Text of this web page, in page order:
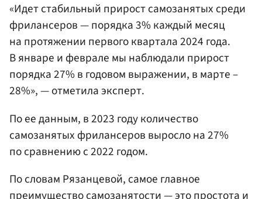
«Идет стабильный прирост самозанятых среди
фрилансеров — порядка 3% каждый месяц
на протяжении первого квартала 2024 года.
В январе и феврале мы наблюдали прирост
порядка 27% в годовом выражении, в марте –
28%», — отметила эксперт.
По ее данным, в 2023 году количество
самозанятых фрилансеров выросло на 27%
по сравнению с 2022 годом.
По словам Рязанцевой, самое главное
преимущество самозанятости — это простота и